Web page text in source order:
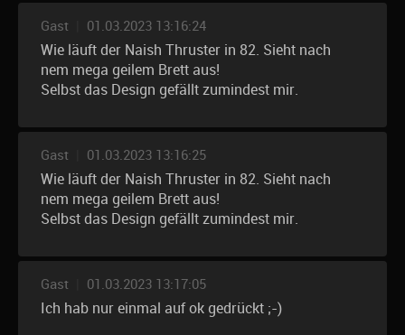
Gast 01.03.2023 13:16:24
Wie läuft der Naish Thruster in 82. Sieht nach
nem mega geilem Brett aus!
Selbst das Design gefällt zumindest mir.
Gast 01.03.2023 13:16:25
Wie läuft der Naish Thruster in 82. Sieht nach
nem mega geilem Brett aus!
Selbst das Design gefällt zumindest mir.
Gast 01.03.2023 13:17:05
Ich hab nur einmal auf ok gedrückt ;-)